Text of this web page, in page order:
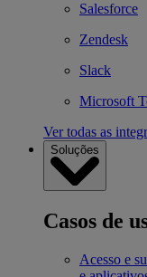
Salesforce
Zendesk
Slack
Microsoft
Ver todas as
Soluções
Casos de
Acesso e